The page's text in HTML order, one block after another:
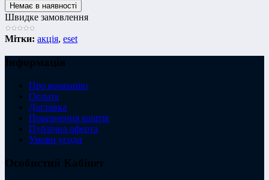
Швидке замовлення
Мітки: акція, eset
Інформація
Про компанію
Оплата
Доставка
Повернення коштів
Публічна оферта
Умови угоди
Особистий Кабінет